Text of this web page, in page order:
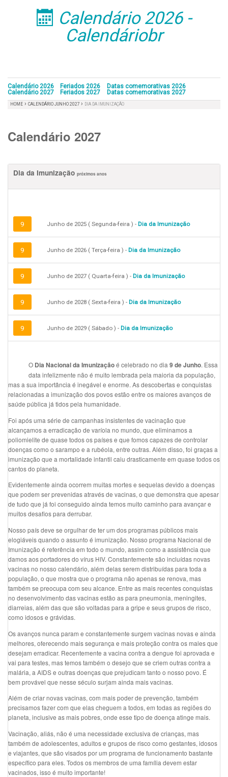
󰁣 Calendário 2026 -
Calendáriobr
Calendário 2026 Feriados 2026
Datas comemorativas 2026
Calendário 2027
Feriados 2027 Datas comemorativas 2027
HOME › CALENDÁRIO JUNHO 2027 › DIA DA IMUNIZAÇÃO
Calendário 2027
Dia da Imunização próximos anos
9 Junho de 2025 ( Segunda-feira ) - Dia da Imunização
9 Junho de 2026 ( Terça-feira ) - Dia da Imunização
9 Junho de 2027 ( Quarta-feira ) - Dia da Imunização
9 Junho de 2028 ( Sexta-feira ) - Dia da Imunização
9 Junho de 2029 ( Sábado ) - Dia da Imunização
O Dia Nacional da Imunizaçãoé celebrado no dia 9 de Junho. Essa
data infelizmente não é muito lembrada pela maioria da população,
mas a sua importância é inegável e enorme. As descobertas e conquistas
relacionadas a imunização dos povos estão entre os maiores avanços de
saúde pública já tidos pela humanidade.
Foi após uma série de campanhas insistentes de vacinação que
alcançamos a erradicação de varíola no mundo, que eliminamos a
poliomielite de quase todos os países e que fomos capazes de controlar
doenças como o sarampo e a rubéola, entre outras. Além disso, foi graças a
imunização que a mortalidade infantil caiu drasticamente em quase todos os
cantos do planeta.
Evidentemente ainda ocorrem muitas mortes e sequelas devido a doenças
que podem ser prevenidas através de vacinas, o que demonstra que apesar
de tudo que já foi conseguido ainda temos muito caminho para avançar e
muitos desafios para derrubar.
Nosso país deve se orgulhar de ter um dos programas públicos mais
elogiáveis quando o assunto é imunização. Nosso programa Nacional de
Imunização é referência em todo o mundo, assim como a assistência que
damos aos portadores do vírus HIV. Constantemente são incluídas novas
vacinas no nosso calendário, além delas serem distribuídas para toda a
população, o que mostra que o programa não apenas se renova, mas
também se preocupa com seu alcance. Entre as mais recentes conquistas
no desenvolvimento das vacinas estão as para pneumonia, meningites,
diarreias, além das que são voltadas para a gripe e seus grupos de risco,
como idosos e grávidas.
Os avanços nunca param e constantemente surgem vacinas novas e ainda
melhores, oferecendo mais segurança e mais proteção contra os males que
desejam erradicar. Recentemente a vacina contra a dengue foi aprovada e
vai para testes, mas temos também o desejo que se criem outras contra a
malária, a AIDS e outras doenças que prejudicam tanto o nosso povo. É
bem provável que nesse século surjam ainda mais vacinas.
Além de criar novas vacinas, com mais poder de prevenção, também
precisamos fazer com que elas cheguem a todos, em todas as regiões do
planeta, inclusive as mais pobres, onde esse tipo de doença atinge mais.
Vacinação, aliás, não é uma necessidade exclusiva de crianças, mas
também de adolescentes, adultos e grupos de risco como gestantes, idosos
e viajantes, que são visados por um programa de funcionamento bastante
específico para eles. Todos os membros de uma família devem estar
vacinados, isso é muito importante!